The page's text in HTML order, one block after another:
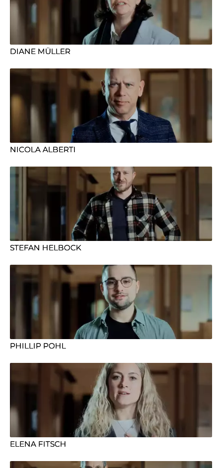
DIANE MÜLLER
NICOLA ALBERTI
STEFAN HELBOCK
PHILLIP POHL
ELENA FITSCH